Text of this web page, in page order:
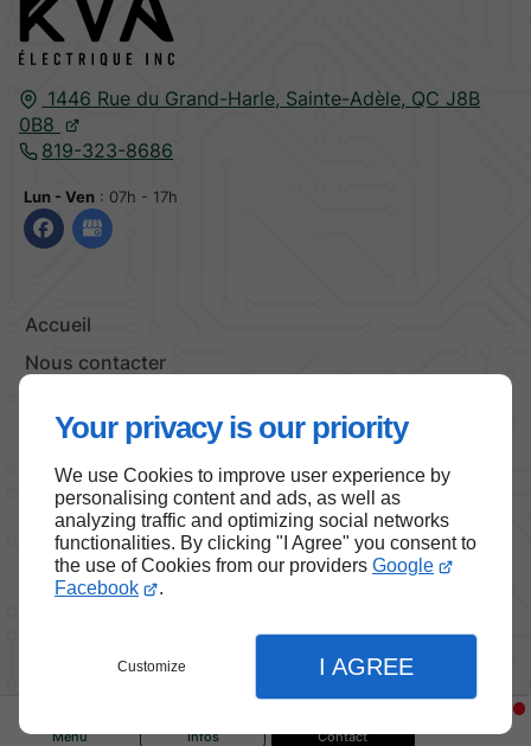
Your privacy is our priority
We use Cookies to improve user experience by
personalising content and ads, as well as
analyzing traffic and optimizing social networks
functionalities. By clicking "I Agree" you consent to
the use of Cookies from our providers Google
Facebook
.
Customize I AGREE
Menu Infos Contact
1446 Rue du Grand-Harle, Sainte-Adèle, QC J8B
0B8
819-323-8686
Lun - Ven : 07h - 17h
Accueil
Nous contacter
Plan du site
Haut de page